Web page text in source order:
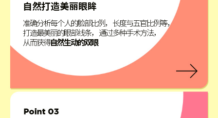
自然打造美丽眼眸
准确分析每个人的脸部比例， 长度与五官比例等，
打造最美丽的眼部线条， 通过多种手术方法，
从而获得自然生动的双眼